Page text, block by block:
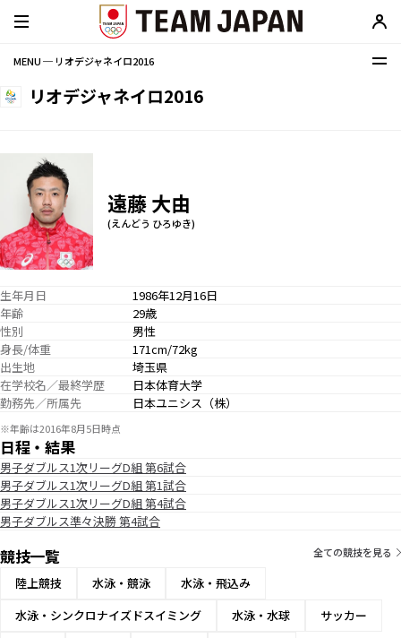
MENU ─ リオデジャネイロ2016
リオデジャネイロ2016
遠藤 大由
(えんどう ひろゆき)
生年月日
1986年12月16日
年齢
29歳
性別
男性
身長/体重
171cm/72kg
出生地
埼玉県
在学校名／最終学歴
日本体育大学
勤務先／所属先
日本ユニシス（株）
※年齢は2016年8月5日時点
日程・結果
男子ダブルス1次リーグD組 第6試合
男子ダブルス1次リーグD組 第1試合
男子ダブルス1次リーグD組 第4試合
男子ダブルス準々決勝 第4試合
競技一覧 全ての競技を見る
陸上競技 水泳・競泳
水泳・飛込み
水泳・シンクロナイズドスイミング
水泳・水球
サッカー